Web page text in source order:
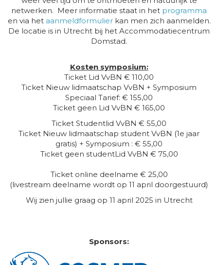
netwerken. Meer informatie staat in het programma
en via het aanmeldformulier kan men zich aanmelden.
De locatie is in Utrecht bij het Accommodatiecentrum
Domstad.
Kosten symposium:
Ticket Lid VvBN € 110,00
Ticket Nieuw lidmaatschap VvBN + Symposium
Speciaal Tarief: € 155,00
Ticket geen Lid VvBN € 165,00
Ticket Studentlid VvBN € 55,00
Ticket Nieuw lidmaatschap student VvBN (1e jaar
gratis) + Symposium : € 55,00
Ticket geen studentLid VvBN € 75,00
Ticket online deelname € 25,00
(livestream deelname wordt op 11 april doorgestuurd)
Wij zien jullie graag op 11 april 2025 in Utrecht
Sponsors: